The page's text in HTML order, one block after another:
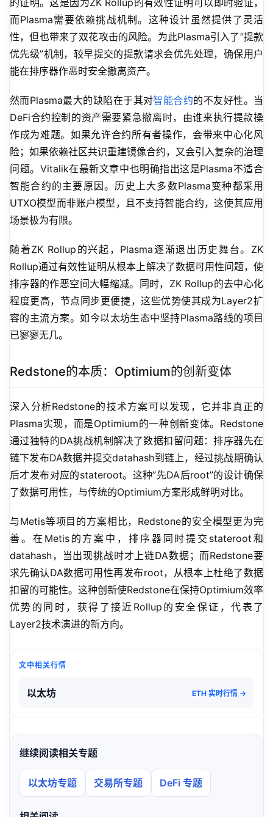
的证明。这是因为ZK Rollup的有效性证明可以即时验证，
而Plasma需要依赖挑战机制。这种设计虽然提供了灵活
性，但也带来了双花攻击的风险。为此Plasma引入了”提款
优先级”机制，较早提交的提款请求会优先处理，确保用户
能在排序器作恶时安全撤离资产。
然而Plasma最大的缺陷在于其对智能合约的不友好性。当
DeFi合约控制的资产需要紧急撤离时，由谁来执行提款操
作成为难题。如果允许合约所有者操作，会带来中心化风
险；如果依赖社区共识重建镜像合约，又会引入复杂的治理
问题。Vitalik在最新文章中也明确指出这是Plasma不适合
智能合约的主要原因。历史上大多数Plasma变种都采用
UTXO模型而非账户模型，且不支持智能合约，这使其应用
场景极为有限。
随着ZK Rollup的兴起，Plasma逐渐退出历史舞台。ZK
Rollup通过有效性证明从根本上解决了数据可用性问题，使
排序器的作恶空间大幅缩减。同时，ZK Rollup的去中心化
程度更高，节点同步更便捷，这些优势使其成为Layer2扩
容的主流方案。如今以太坊生态中坚持Plasma路线的项目
已寥寥无几。
Redstone的本质：Optimium的创新变体
深入分析Redstone的技术方案可以发现，它并非真正的
Plasma实现，而是Optimium的一种创新变体。Redstone
通过独特的DA挑战机制解决了数据扣留问题：排序器先在
链下发布DA数据并提交datahash到链上，经过挑战期确认
后才发布对应的stateroot。这种”先DA后root”的设计确保
了数据可用性，与传统的Optimium方案形成鲜明对比。
与Metis等项目的方案相比，Redstone的安全模型更为完
善。在Metis的方案中，排序器同时提交stateroot和
datahash，当出现挑战时才上链DA数据；而Redstone要
求先确认DA数据可用性再发布root，从根本上杜绝了数据
扣留的可能性。这种创新使Redstone在保持Optimium效率
优势的同时，获得了接近Rollup的安全保证，代表了
Layer2技术演进的新方向。
文中相关行情
以太坊 ETH 实时行情 →
继续阅读相关专题
以太坊专题 交易所专题 DeFi 专题